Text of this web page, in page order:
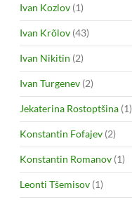
Ivan Kozlov (1)
Ivan Krõlov (43)
Ivan Nikitin (2)
Ivan Turgenev (2)
Jekaterina Rostoptšina (1)
Konstantin Fofajev (2)
Konstantin Romanov (1)
Leonti Tšemisov (1)